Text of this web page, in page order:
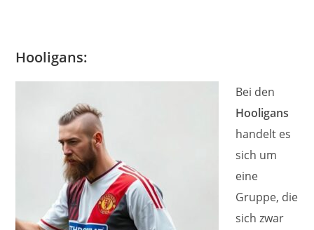
Hooligans:
Bei den
Hooligans
handelt es
sich um
eine
Gruppe, die
sich zwar